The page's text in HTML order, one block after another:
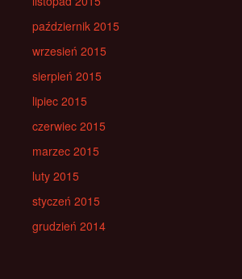
październik 2015
wrzesień 2015
sierpień 2015
lipiec 2015
czerwiec 2015
marzec 2015
luty 2015
styczeń 2015
grudzień 2014